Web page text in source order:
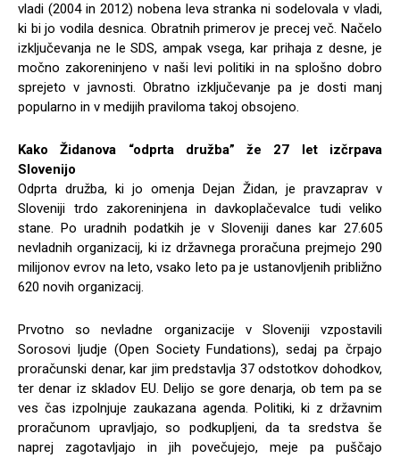
vladi (2004 in 2012) nobena leva stranka ni sodelovala v vladi,
ki bi jo vodila desnica. Obratnih primerov je precej več. Načelo
izključevanja ne le SDS, ampak vsega, kar prihaja z desne, je
močno zakoreninjeno v naši levi politiki in na splošno dobro
sprejeto v javnosti. Obratno izključevanje pa je dosti manj
popularno in v medijih praviloma takoj obsojeno.
Kako Židanova “odprta družba” že 27 let izčrpava
Slovenijo
Odprta družba, ki jo omenja Dejan Židan, je pravzaprav v
Sloveniji trdo zakoreninjena in davkoplačevalce tudi veliko
stane. Po uradnih podatkih je v Sloveniji danes kar 27.605
nevladnih organizacij, ki iz državnega proračuna prejmejo 290
milijonov evrov na leto, vsako leto pa je ustanovljenih približno
620 novih organizacij.
Prvotno so nevladne organizacije v Sloveniji vzpostavili
Sorosovi ljudje (Open Society Fundations), sedaj pa črpajo
proračunski denar, kar jim predstavlja 37 odstotkov dohodkov,
ter denar iz skladov EU. Delijo se gore denarja, ob tem pa se
ves čas izpolnjuje zaukazana agenda. Politiki, ki z državnim
proračunom upravljajo, so podkupljeni, da ta sredstva še
naprej zagotavljajo in jih povečujejo, meje pa puščajo